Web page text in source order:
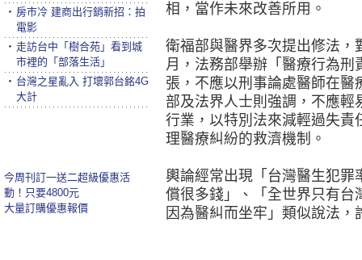
相，當作未來改善所用。
衛福部與醫界多次提出修法，
月，法務部舉辦「醫療行為
張，不應以刑事論處醫師在
部及法界人士則強調，不應
行業，以特別法來減輕過失責
理醫療糾紛的救濟機制。
輿論經常出現「台灣醫生犯罪
償很多錢」、「全世界只有台
因為醫糾而坐牢」類似說法，
‧ 房市冷 建商出行銷新招：拍
電影
‧ 走訪台中「樹合苑」看到城
市裡的「部落生活」
‧ 台灣之星亂入 打壞郭台銘4G
大計
今周刊訂一送二超級優惠活
動！只要4800元
大量訂購優惠報價